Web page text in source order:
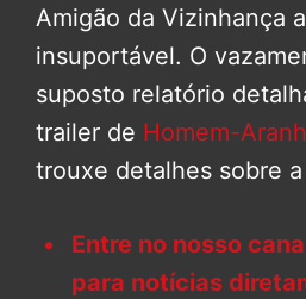
Amigão da Vizinhança
insuportável. O
suposto relatório
trailer de Homem-
trouxe detalhes sobre
Entre no nosso
para notícias